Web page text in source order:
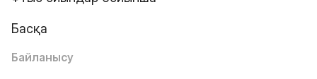
Басқа
Байланысу